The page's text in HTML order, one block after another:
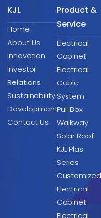
KJL
Home
About Us
Innovation
Investor
Relations
Sustainability
Development
Contact Us
Product &
Service
Electrical
Cabinet
Electrical
Cable
System
Pull Box
Walkway
Solar Roof
KJL Plas
Series
Customized
Electrical
Cabinet
Electrical